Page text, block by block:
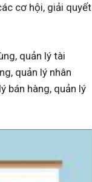
cơ hội, giải quyết
quản lý tài
quản lý nhân
bán hàng, quản lý